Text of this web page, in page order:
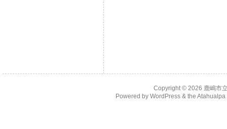
Copyright © 2026 鹿嶋市
Powered by WordPress& the Atahualpa